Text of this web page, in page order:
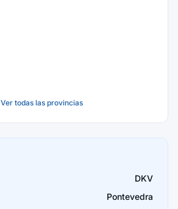
Ver todas las provincias
DKV
Pontevedra